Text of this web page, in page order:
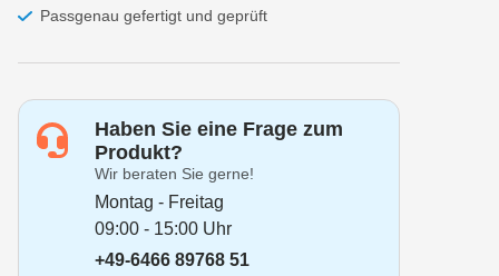
Passgenau gefertigt und geprüft
Haben Sie eine Frage zum
Produkt?
Wir beraten Sie gerne!
Montag - Freitag
09:00 - 15:00 Uhr
+49-6466 89768 51